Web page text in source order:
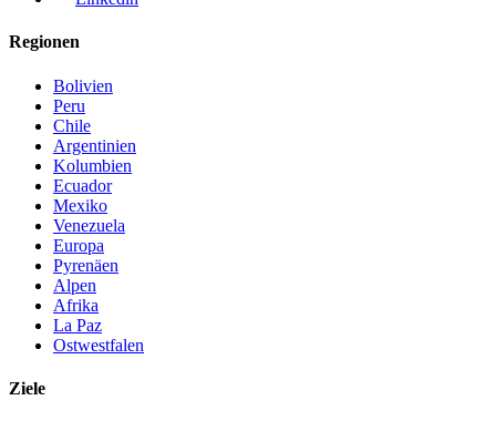
Regionen
Bolivien
Peru
Chile
Argentinien
Kolumbien
Ecuador
Mexiko
Venezuela
Europa
Pyrenäen
Alpen
Afrika
La Paz
Ostwestfalen
Ziele